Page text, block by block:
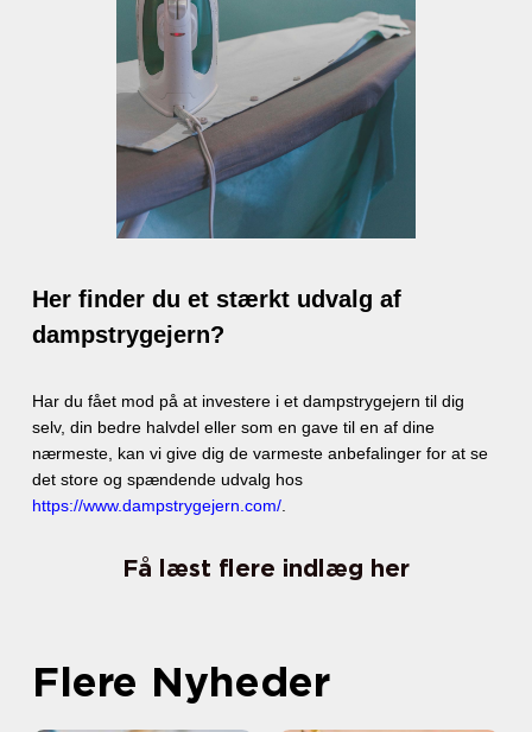
Her finder du et stærkt udvalg af
dampstrygejern?
Har du fået mod på at investere i et dampstrygejern til dig
selv, din bedre halvdel eller som en gave til en af dine
nærmeste, kan vi give dig de varmeste anbefalinger for at se
det store og spændende udvalg hos
https://www.dampstrygejern.com/
Få læst flere indlæg her
Flere Nyheder